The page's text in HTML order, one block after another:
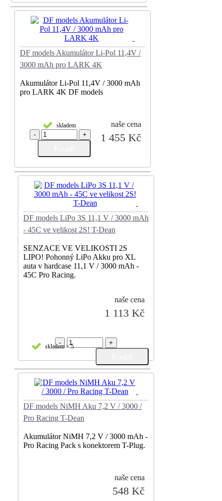
DF models Akumulátor Li-Pol 11,4V /
3000 mAh pro LARK 4K
Akumulátor Li-Pol 11,4V / 3000 mAh
pro LARK 4K DF models
naše cena
1 455 Kč
skladem
- +
DF models LiPo 3S 11,1 V / 3000 mAh
- 45C ve velikost 2S! T-Dean
SENZACE VE VELIKOSTI 2S
LIPO! Pohonný LiPo Akku pro XL
auta v hardcase 11,1 V / 3000 mAh -
45C Pro Racing.
naše cena
1 113 Kč
skladem > 5
- +
DF models NiMH Aku 7,2 V / 3000 /
Pro Racing T-Dean
Akumulátor NiMH 7,2 V / 3000 mAh -
Pro Racing Pack s konektorem T-Plug.
naše cena
548 Kč